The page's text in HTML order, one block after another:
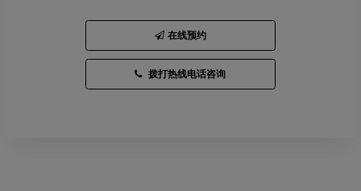
在线预约
拨打热线电话咨询